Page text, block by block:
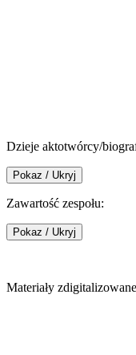
Dzieje aktotwórcy/
Zawartość zespołu:
Materiały zdigitalizowane